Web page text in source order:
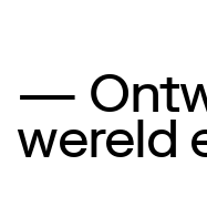
—
wereld